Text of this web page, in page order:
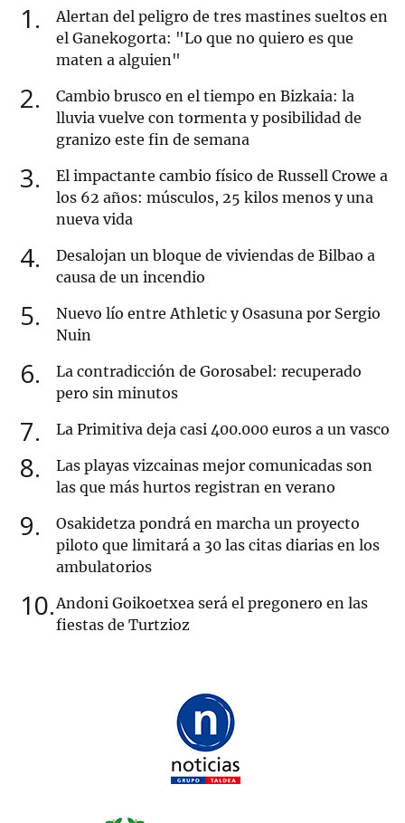
1
Alertan del peligro de tres mastines sueltos en
el Ganekogorta: "Lo que no quiero es que
maten a alguien"
2
Cambio brusco en el tiempo en Bizkaia: la
lluvia vuelve con tormenta y posibilidad de
granizo este fin de semana
3
El impactante cambio físico de Russell Crowe a
los 62 años: músculos, 25 kilos menos y una
nueva vida
4
Desalojan un bloque de viviendas de Bilbao a
causa de un incendio
5
Nuevo lío entre Athletic y Osasuna por Sergio
Nuin
6
La contradicción de Gorosabel: recuperado
pero sin minutos
7 La Primitiva deja casi 400.000 euros a un vasco
8
Las playas vizcainas mejor comunicadas son
las que más hurtos registran en verano
9
Osakidetza pondrá en marcha un proyecto
piloto que limitará a 30 las citas diarias en los
ambulatorios
10 Andoni Goikoetxea será el pregonero en las
fiestas de Turtzioz